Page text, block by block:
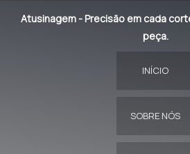
Atusinagem - Precisão em cada
peça.
INÍCIO
SOBRE NÓS